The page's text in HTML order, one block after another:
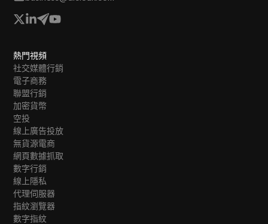
熱門視頻
社交媒體行銷
電子商務
聯盟行銷
加密貨幣
空投
線上廣告投放
無貨源電商
網頁數據抓取
數字行銷
線上隱私
代理伺服器
指紋瀏覽器
數字指紋